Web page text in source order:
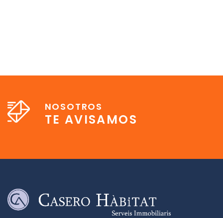
NOSOTROS
TE AVISAMOS